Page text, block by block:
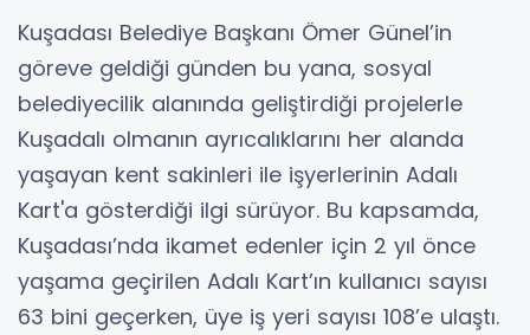
Kuşadası Belediye Başkanı Ömer Günel’in
göreve geldiği günden bu yana, sosyal
belediyecilik alanında geliştirdiği projelerle
Kuşadalı olmanın ayrıcalıklarını her alanda
yaşayan kent sakinleri ile işyerlerinin Adalı
Kart'a gösterdiği ilgi sürüyor. Bu kapsamda,
Kuşadası’nda ikamet edenler için 2 yıl önce
yaşama geçirilen Adalı Kart’ın kullanıcı sayısı
63 bini geçerken, üye iş yeri sayısı 108’e ulaştı.